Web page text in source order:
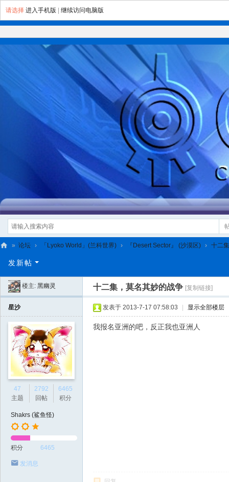
请选择 进入手机版 继续访问电脑版
L
» 论坛 › 「Lyoko World」(兰科世界) › 『Desert Sector』 (沙漠区) › 十二
发新帖
楼主: 黑幽灵 十二集，莫名其妙的战争 [复制链接]
星沙
47
主题
2792
回帖
6465
积分
Shakrs (鲨鱼怪)
积分 6465
发消息
发表于 2013-7-17 07:58:03 显示全部楼层
我报名亚洲的吧，反正我也亚洲人